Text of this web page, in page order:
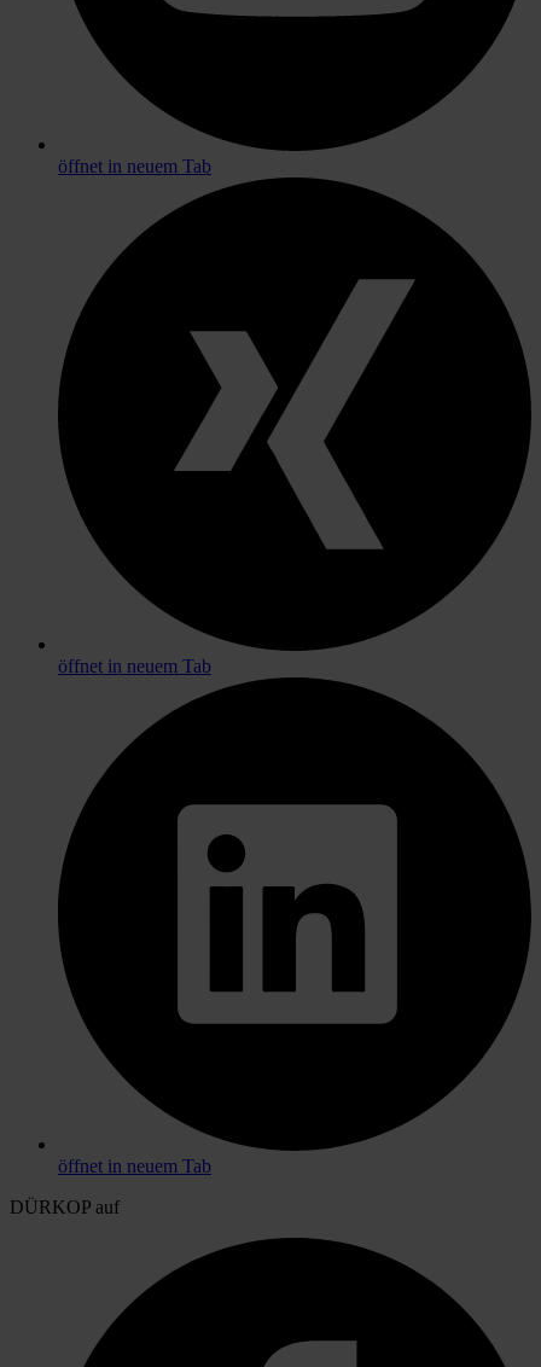
öffnet in neuem Tab
öffnet in neuem Tab
öffnet in neuem Tab
DÜRKOP auf